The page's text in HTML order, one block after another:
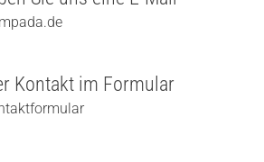
Kontakt im Formular